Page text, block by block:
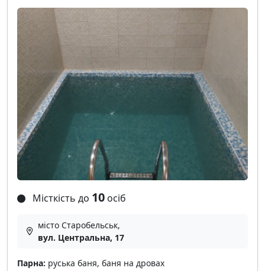
Місткість до 10 осіб
місто Старобельськ,
вул. Центральна, 17
Парна: руська баня, баня на дровах